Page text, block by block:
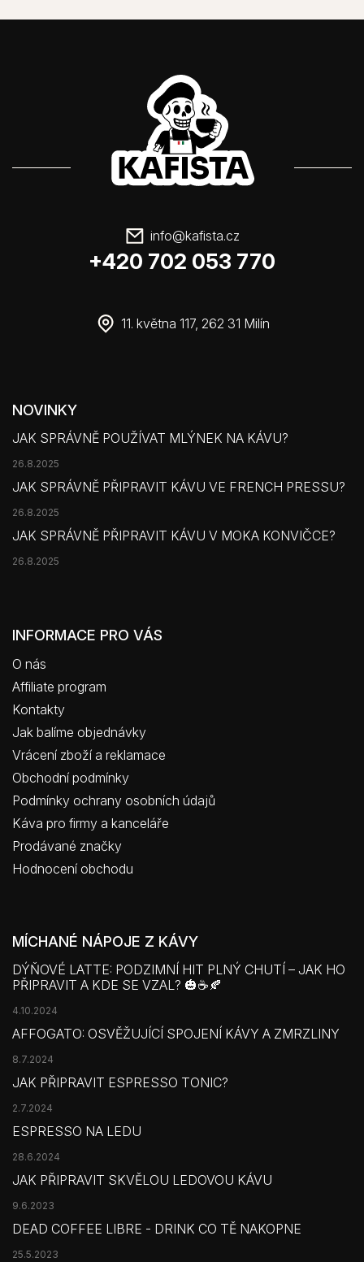
info@kafista.cz
+420 702 053 770
11. května 117, 262 31 Milín
NOVINKY
JAK SPRÁVNĚ POUŽÍVAT MLÝNEK NA KÁVU?
26.8.2025
JAK SPRÁVNĚ PŘIPRAVIT KÁVU VE FRENCH PRESSU?
26.8.2025
JAK SPRÁVNĚ PŘIPRAVIT KÁVU V MOKA KONVIČCE?
26.8.2025
INFORMACE PRO VÁS
O nás
Affiliate program
Kontakty
Jak balíme objednávky
Vrácení zboží a reklamace
Obchodní podmínky
Podmínky ochrany osobních údajů
Káva pro firmy a kanceláře
Prodávané značky
Hodnocení obchodu
MÍCHANÉ NÁPOJE Z KÁVY
DÝŇOVÉ LATTE: PODZIMNÍ HIT PLNÝ CHUTÍ – JAK HO
PŘIPRAVIT A KDE SE VZAL? 🎃☕🍂
4.10.2024
AFFOGATO: OSVĚŽUJÍCÍ SPOJENÍ KÁVY A ZMRZLINY
8.7.2024
JAK PŘIPRAVIT ESPRESSO TONIC?
2.7.2024
ESPRESSO NA LEDU
28.6.2024
JAK PŘIPRAVIT SKVĚLOU LEDOVOU KÁVU
9.6.2023
DEAD COFFEE LIBRE - DRINK CO TĚ NAKOPNE
25.5.2023